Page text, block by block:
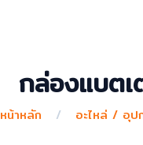
กล่องแบต
หน้าหลัก / อะไหล่ / อุ